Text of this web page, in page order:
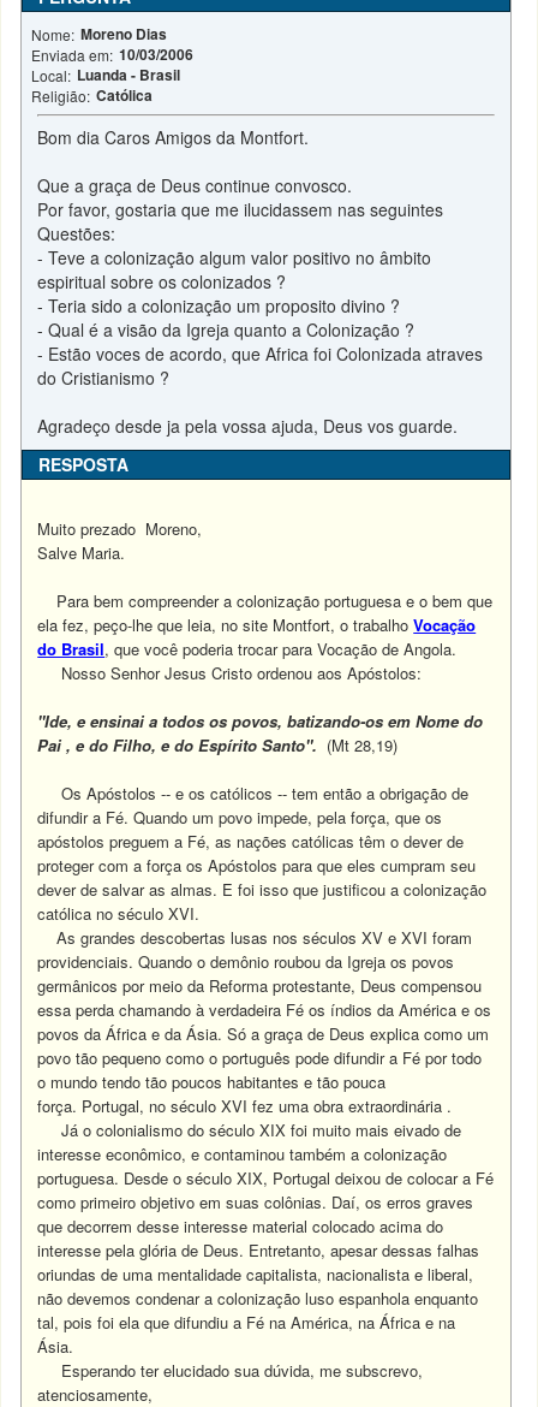
Nome: Moreno Dias
Enviada em: 10/03/2006
Local: Luanda - Brasil
Religião: Católica
Bom dia Caros Amigos da Montfort.
Que a graça de Deus continue convosco.
Por favor, gostaria que me ilucidassem nas seguintes
Questões:
- Teve a colonização algum valor positivo no âmbito
espiritual sobre os colonizados ?
- Teria sido a colonização um proposito divino ?
- Qual é a visão da Igreja quanto a Colonização ?
- Estão voces de acordo, que Africa foi Colonizada atraves
do Cristianismo ?
Agradeço desde ja pela vossa ajuda, Deus vos guarde.
RESPOSTA
Muito prezado Moreno,
Salve Maria.
Para bem compreender a colonização portuguesa e o bem que
ela fez, peço-lhe que leia, no site Montfort, o trabalhoVocação
do Brasil, que você poderia trocar para Vocação de Angola.
Nosso Senhor Jesus Cristo ordenou aos Apóstolos:
"Ide, e ensinai a todos os povos, batizando-os em Nome do
Pai , e do Filho, e do Espírito Santo". (Mt 28,19)
Os Apóstolos -- e os católicos -- tem então a obrigação de
difundir a Fé. Quando um povo impede, pela força, que os
apóstolos preguem a Fé, as nações católicas têm o dever de
proteger com a força os Apóstolos para que eles cumpram seu
dever de salvar as almas. E foi isso que justificou a colonização
católica no século XVI.
As grandes descobertas lusas nos séculos XV e XVI foram
providenciais. Quando o demônio roubou da Igreja os povos
germânicos por meio da Reforma protestante, Deus compensou
essa perda chamando à verdadeira Fé os índios da América e os
povos da África e da Ásia. Só a graça de Deus explica como um
povo tão pequeno como o português pode difundir a Fé por todo
o mundo tendo tão poucos habitantes e tão pouca
força. Portugal, no século XVI fez uma obra extraordinária .
Já o colonialismo do século XIX foi muito mais eivado de
interesse econômico, e contaminou também a colonização
portuguesa. Desde o século XIX, Portugal deixou de colocar a Fé
como primeiro objetivo em suas colônias. Daí, os erros graves
que decorrem desse interesse material colocado acima do
interesse pela glória de Deus. Entretanto, apesar dessas falhas
oriundas de uma mentalidade capitalista, nacionalista e liberal,
não devemos condenar a colonização luso espanhola enquanto
tal, pois foi ela que difundiu a Fé na América, na África e na
Ásia.
Esperando ter elucidado sua dúvida, me subscrevo,
atenciosamente,